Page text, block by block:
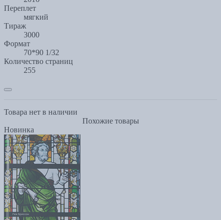
Переплет
мягкий
Тираж
3000
Формат
70*90 1/32
Количество страниц
255
Товара нет в наличии
Похожие товары
Новинка